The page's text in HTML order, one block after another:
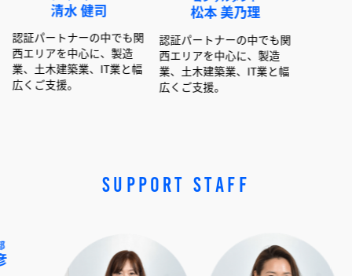
ナーの中でも関
中心に、製造
築業、IT業と幅
。
松本 美乃理
認証パートナーの中でも関
西エリアを中心に、製造
業、土木建築業、IT業と幅
広くご支援。
認証パートナーの中
西エリアを中心に、
業、土木建築業、IT
SUPPORT STAFF